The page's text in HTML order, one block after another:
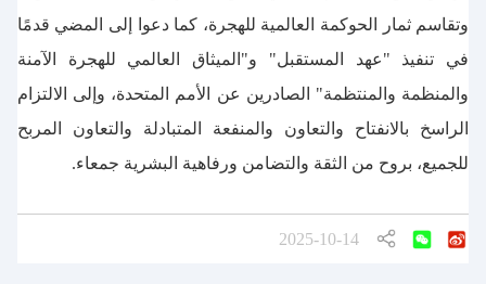
وتقاسم ثمار الحوكمة العالمية للهجرة، كما دعوا إلى المضي قدمًا
في تنفيذ "عهد المستقبل" و"الميثاق العالمي للهجرة الآمنة
والمنظمة والمنتظمة" الصادرين عن الأمم المتحدة، وإلى الالتزام
الراسخ بالانفتاح والتعاون والمنفعة المتبادلة والتعاون المربح
للجميع، بروح من الثقة والتضامن ورفاهية البشرية جمعاء.
2025-10-14